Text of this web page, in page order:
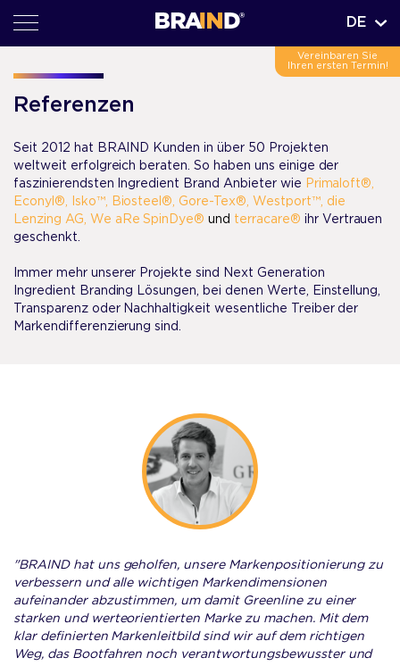
DE
Vereinbaren Sie
Ihren ersten Termin!
Referenzen
Seit 2012 hat BRAIND Kunden in über 50 Projekten
weltweit erfolgreich beraten. So haben uns einige der
faszinierendsten Ingredient Brand Anbieter wie
Primaloft®
Econyl®,
Isko™, Biosteel® Gore-Tex® Westport™,
die
Lenzing AG
We aRe SpinDye® und terracare® ihr Vertrauen
geschenkt.
Immer mehr unserer Projekte sind Next Generation
Ingredient Branding Lösungen, bei denen Werte, Einstellung,
Transparenz oder Nachhaltigkeit wesentliche Treiber der
Markendifferenzierung sind.
"BRAIND hat uns geholfen, unsere Markenpositionierung zu
verbessern und alle wichtigen Markendimensionen
aufeinander abzustimmen, um damit Greenline zu einer
starken und werteorientierten Marke zu machen. Mit dem
klar definierten Markenleitbild sind wir auf dem richtigen
Weg, das Bootfahren noch verantwortungsbewusster und